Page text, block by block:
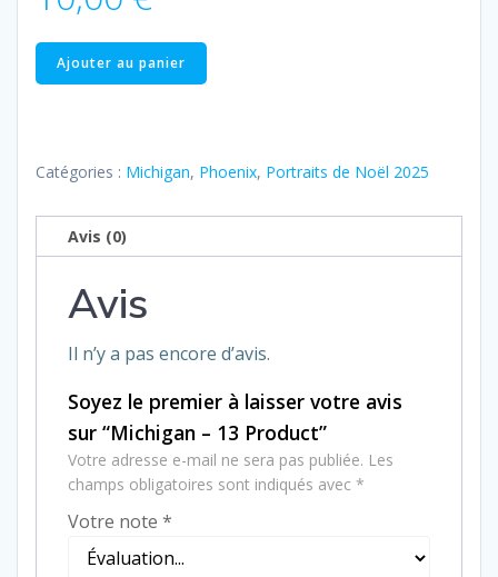
quantité
de
13
Ajouter au panier
Catégories : Michigan, Phoenix, Portraits de Noël 2025
Avis (0)
Avis
Il n’y a pas encore d’avis.
Soyez le premier à laisser votre avis
sur “Michigan – 13 Product”
Votre adresse e-mail ne sera pas publiée. Les
champs obligatoires sont indiqués avec *
Votre note *